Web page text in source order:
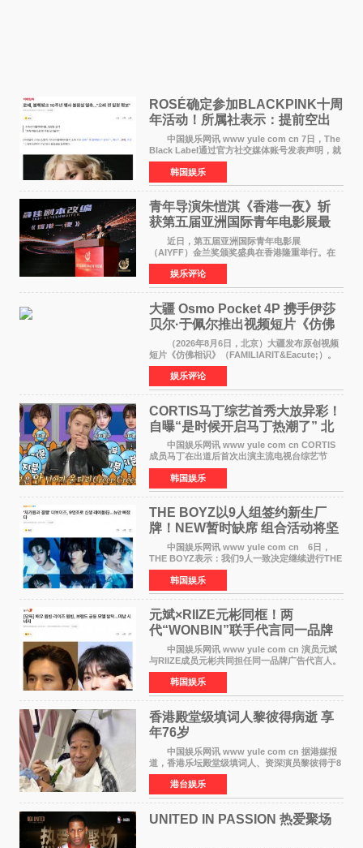
ROSÉ确定参加BLACKPINK十周
年活动！所属社表示：提前空出
了时间
中国娱乐网讯 www yule com cn 7日，The
Black Label通过官方社交媒体账号发表声明，就
近期网络上关于ROS&Eacute;个人行程及是否参
加BLACKPINK出道纪念活动的种种猜测作出正
式回应。 Th
韩国娱乐
青年导演朱愷淇《香港一夜》斩
获第五届亚洲国际青年电影展最
佳剧本改编奖
近日，第五届亚洲国际青年电影展
（AIYFF）金兰奖颁奖盛典在香港隆重举行。在
这场汇聚数百位海内外电影人、文化界人士及媒
体代表的亚洲青年影视盛会上，香港本土电影
《香港一夜》（Dawn in Ho
娱乐评论
大疆 Osmo Pocket 4P 携手伊莎
贝尔·于佩尔推出视频短片《仿佛
相识》
（2026年8月6日，北京）大疆发布原创视频
短片《仿佛相识》（FAMILIARIT&Eacute;）。
视频短片由戛纳国际电影节最佳女演员伊莎贝尔·
于佩尔（Isabelle Huppert）主演，全程使用大
疆首款双主摄口
娱乐评论
CORTIS马丁综艺首秀大放异彩！
自曝“是时候开启马丁热潮了” 北
美巡演火热进行中
中国娱乐网讯 www yule com cn CORTIS
成员马丁在出道后首次出演主流电视台综艺节
目，展现了多才多艺的魅力。 马丁出演了5日
播出的MBC《Radio Star》Fashion与Passion
之间，I&lsquo;m
韩国娱乐
THE BOYZ以9人组签约新生厂
牌！NEW暂时缺席 组合活动将坚
定不移继续
中国娱乐网讯 www yule com cn 6日，
THE BOYZ表示：我们9人一致决定继续进行THE
BOYZ组合活动，并且已经完成了组合团体活动
签约。目前正在新生厂牌下进行活动准备。尚未
离开THE BOYZ原所
韩国娱乐
元斌×RIIZE元彬同框！两
代“WONBIN”联手代言同一品牌
颜值天花板合体
中国娱乐网讯 www yule com cn 演员元斌
与RIIZE成员元彬共同担任同一品牌广告代言人。
6日据独家报道，继演员元斌之后，RIIZE元彬最
近也被选为某在线中介平台A公司的共同广告代言
人，两人将作
韩国娱乐
香港殿堂级填词人黎彼得病逝 享
年76岁​
中国娱乐网讯 www yule com cn 据港媒报
道，香港乐坛殿堂级填词人、资深演员黎彼得于8
月5日上午因病离世，终年76岁。好友钟志光透
露，黎彼得今年3月中风后便卧床休养，身体机能
持续衰退，最
港台娱乐
UNITED IN PASSION 热爱聚场